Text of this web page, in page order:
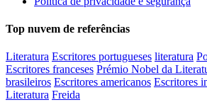
Top nuvem de referências
Literatura Escritores portugueses literatura
Escritores franceses Prémio Nobel da
brasileiros Escritores americanos Escritores
Literatura Freida